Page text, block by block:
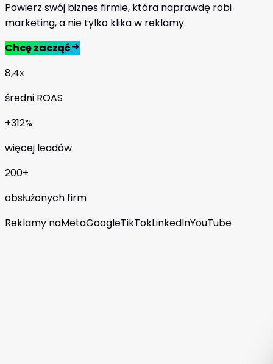
Powierz swój biznes firmie, która naprawdę robi
marketing, a nie tylko klika w reklamy.
Chcę zacząć
8,4x
średni ROAS
+312%
więcej leadów
200+
obsłużonych firm
Reklamy naMetaGoogleTikTokLinkedInYouTube